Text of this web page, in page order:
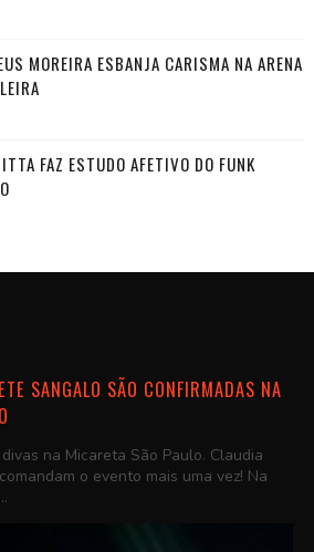
MOREIRA ESBANJA CARISMA NA ARENA
FAZ ESTUDO AFETIVO DO FUNK
SANGALO SÃO CONFIRMADAS NA
na Micareta São Paulo. Claudia
o evento mais uma vez! Na